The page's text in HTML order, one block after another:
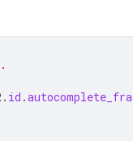
. id .